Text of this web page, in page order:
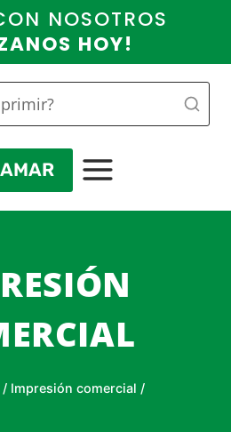
NOSOTROS
HOY!
/ Impresión comercial /